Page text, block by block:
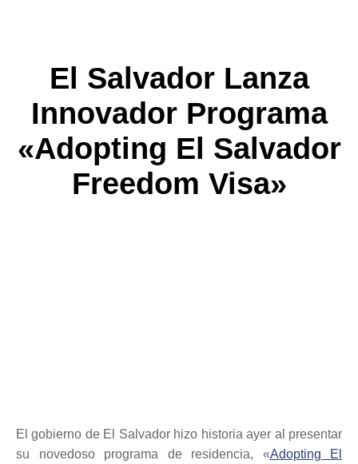
El Salvador Lanza
Innovador Programa
«Adopting El Salvador
Freedom Visa»
El gobierno de El Salvador hizo historia ayer al presentar
su novedoso programa de residencia, «Adopting El